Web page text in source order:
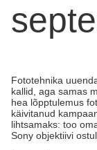
Fototehnika
kallid, aga samas
hea lõpptulemus
käivitanud
lihtsamaks: too
Sony objektiivi